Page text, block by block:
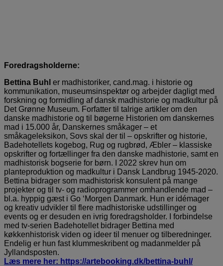
Foredragsholderne:
Bettina Buhl er madhistoriker, cand.mag. i historie og
kommunikation, museumsinspektør og arbejder dagligt med
forskning og formidling af dansk madhistorie og madkultur på
Det Grønne Museum. Forfatter til talrige artikler om den
danske madhistorie og til bøgerne Historien om danskernes
mad i 15.000 år, Danskernes småkager – et
småkageleksikon, Sovs skal der til – opskrifter og historie,
Badehotellets kogebog, Rug og rugbrød, Æbler – klassiske
opskrifter og fortællinger fra den danske madhistorie, samt en
madhistorisk bogserie for børn. I 2022 skrev hun om
planteproduktion og madkultur i Dansk Landbrug 1945-2020.
Bettina bidrager som madhistorisk konsulent på mange
projekter og til tv- og radioprogrammer omhandlende mad –
bl.a. hyppig gæst i Go ‘Morgen Danmark. Hun er idémager
og kreativ udvikler til flere madhistoriske udstillinger og
events og er desuden en ivrig foredragsholder. I forbindelse
med tv-serien Badehotellet bidrager Bettina med
køkkenhistorisk viden og ideer til menuer og tilberedninger.
Endelig er hun fast klummeskribent og madanmelder på
Jyllandsposten.
Læs mere her: https://artebooking.dk/bettina-buhl/